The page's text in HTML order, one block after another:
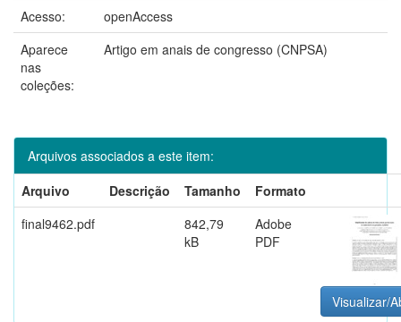
Acesso:
openAccess
Aparece
nas
coleções:
Artigo em anais de congresso (CNPSA)
Arquivos associados a este item:
Arquivo
Descrição Tamanho
Formato
final9462.pdf
842,79
kB
Adobe
PDF
Visualizar/